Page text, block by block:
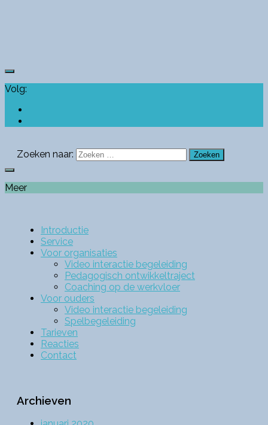
Volg:
Zoeken naar:
Meer
Introductie
Service
Voor organisaties
Video interactie begeleiding
Pedagogisch ontwikkeltraject
Coaching op de werkvloer
Voor ouders
Video interactie begeleiding
Spelbegeleiding
Tarieven
Reacties
Contact
Archieven